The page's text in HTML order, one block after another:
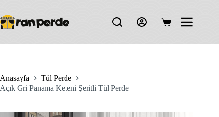
content
Shopping
Anasayfa
Tül Perde
Açık Gri Panama Keteni Şeritli Tül Perde